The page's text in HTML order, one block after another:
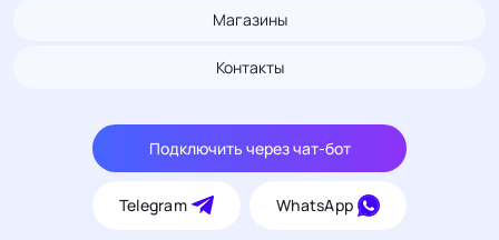
Магазины
Контакты
Подключить через чат-бот
Telegram WhatsApp